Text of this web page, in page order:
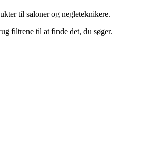
til saloner og negleteknikere.
filtrene til at finde det, du søger.